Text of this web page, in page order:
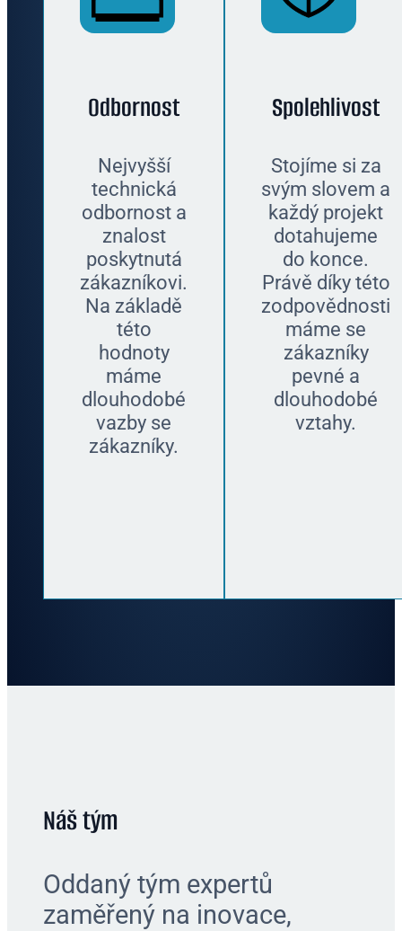
Odbornost
Nejvyšší
technická
odbornost a
znalost
poskytnutá
zákazníkovi.
Na základě
této
hodnoty
máme
dlouhodobé
vazby se
zákazníky.
Spolehlivost
Stojíme si za
svým slovem a
každý projekt
dotahujeme
do konce.
Právě díky této
zodpovědnosti
máme se
zákazníky
pevné a
dlouhodobé
vztahy.
Náš tým
Oddaný tým expertů
zaměřený na inovace,